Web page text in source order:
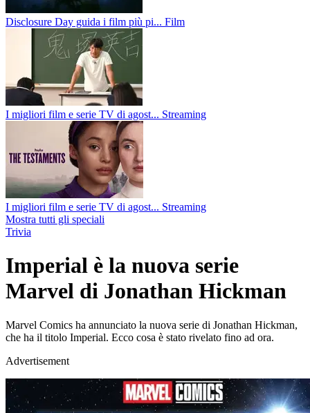
Disclosure Day guida i film più pi... Film
I migliori film e serie TV di agost... Streaming
I migliori film e serie TV di agost... Streaming
Mostra tutti gli speciali
Trivia
Imperial è la nuova serie
Marvel di Jonathan Hickman
Marvel Comics ha annunciato la nuova serie di Jonathan Hickman,
che ha il titolo Imperial. Ecco cosa è stato rivelato fino ad ora.
Advertisement